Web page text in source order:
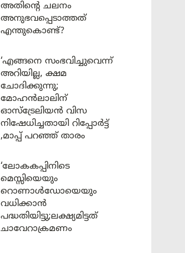
അതിന്റെ ചലനം
അനുഭവപ്പെടാത്തത്
എന്തുകൊണ്ട്?
‘എങ്ങനെ സംഭവിച്ചുവെന്ന്
അറിയില്ല, ക്ഷമ
ചോദിക്കുന്നു;
മോഹൻലാലിന്
ഓസ്ട്രേലിയൻ വിസ
നിഷേധിച്ചതായി റിപ്പോർട്ട്
,മാപ്പ് പറഞ്ഞ് താരം
‘ലോകകപ്പിനിടെ
മെസ്സിയെയും
റൊണാൾഡോയെയും
വധിക്കാൻ
പദ്ധതിയിട്ടു;ലക്ഷ്യമിട്ടത്
ചാവേറാക്രമണം